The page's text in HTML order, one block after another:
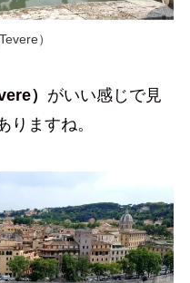
）
） がいい感じで見
りますね。